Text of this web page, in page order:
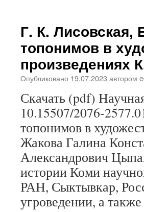
Г. К.
топонимов в
произведениях
Опубликовано 19.07.2023 автором
Скачать (pdf)
10.15507/2076-
топонимов в
Жакова Галина
Александрович
истории Коми
РАН, Сыктывкар,
угроведении, а